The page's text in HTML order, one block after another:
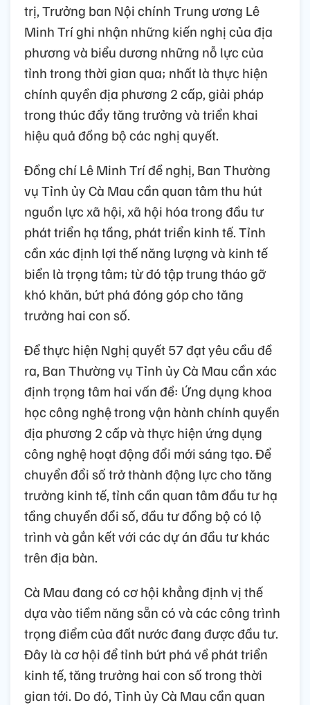
trị, Trưởng ban Nội chính Trung ương Lê
Minh Trí ghi nhận những kiến nghị của địa
phương và biểu dương những nỗ lực của
tỉnh trong thời gian qua; nhất là thực hiện
chính quyền địa phương 2 cấp, giải pháp
trong thúc đẩy tăng trưởng và triển khai
hiệu quả đồng bộ các nghị quyết.
Đồng chí Lê Minh Trí đề nghị, Ban Thường
vụ Tỉnh ủy Cà Mau cần quan tâm thu hút
nguồn lực xã hội, xã hội hóa trong đầu tư
phát triển hạ tầng, phát triển kinh tế. Tỉnh
cần xác định lợi thế năng lượng và kinh tế
biển là trọng tâm; từ đó tập trung tháo gỡ
khó khăn, bứt phá đóng góp cho tăng
trưởng hai con số.
Để thực hiện Nghị quyết 57 đạt yêu cầu đề
ra, Ban Thường vụ Tỉnh ủy Cà Mau cần xác
định trọng tâm hai vấn đề: Ứng dụng khoa
học công nghệ trong vận hành chính quyền
địa phương 2 cấp và thực hiện ứng dụng
công nghệ hoạt động đổi mới sáng tạo. Để
chuyển đổi số trở thành động lực cho tăng
trưởng kinh tế, tỉnh cần quan tâm đầu tư hạ
tầng chuyển đổi số, đầu tư đồng bộ có lộ
trình và gắn kết với các dự án đầu tư khác
trên địa bàn.
Cà Mau đang có cơ hội khẳng định vị thế
dựa vào tiềm năng sẵn có và các công trình
trọng điểm của đất nước đang được đầu tư.
Đây là cơ hội để tỉnh bứt phá về phát triển
kinh tế, tăng trưởng hai con số trong thời
gian tới. Do đó, Tỉnh ủy Cà Mau cần quan